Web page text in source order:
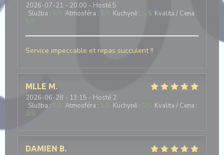
2026-07-21 - 20:00 - Hosté 5
Služba : Atmosféra : Kuchyně : /5 Kvalita / Cena :
Service impeccable et repas succulent !!
MLLE M
2026-06-28 - 13:15 - Hosté 2
Služba : 5 Atmosféra : Kuchyně : Kvalita / Cena :
3/5
DAMIEN B